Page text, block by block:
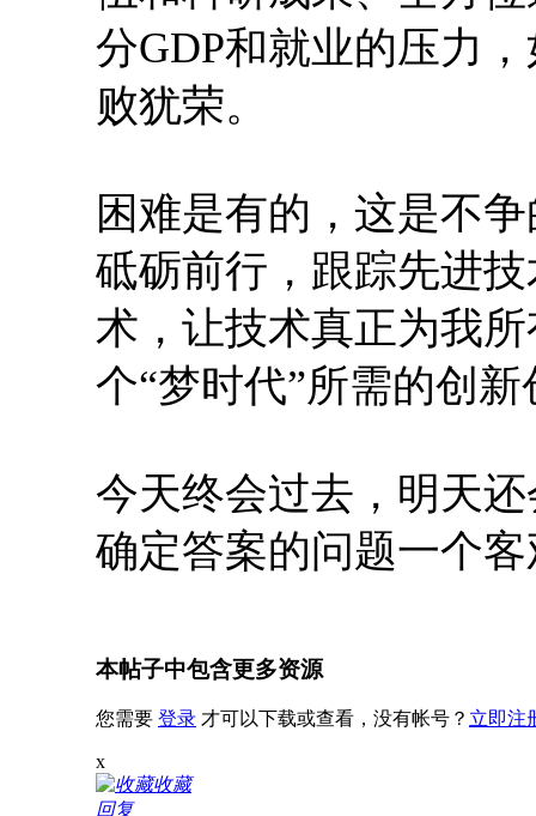
分GDP和就业的压力
败犹荣。
困难是有的，这是不
砥砺前行，跟踪先进
术，让技术真正为我
个“梦时代”所需的创
今天终会过去，明天
确定答案的问题一个
本帖子中包含更多资源
您需要 登录 才可以下载或查看，没有帐号？ 立即注
x
收藏
回复